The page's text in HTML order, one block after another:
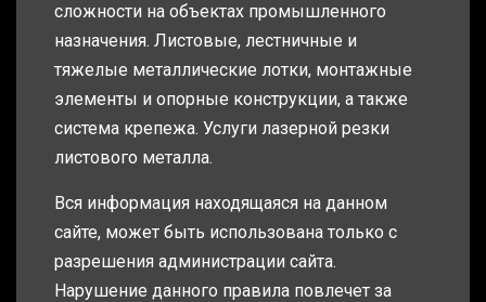
сложности на объектах промышленного
назначения. Листовые, лестничные и
тяжелые металлические лотки, монтажные
элементы и опорные конструкции, а также
система крепежа. Услуги лазерной резки
листового металла.
Вся информация находящаяся на данном
сайте, может быть использована только с
разрешения администрации сайта.
Нарушение данного правила повлечет за